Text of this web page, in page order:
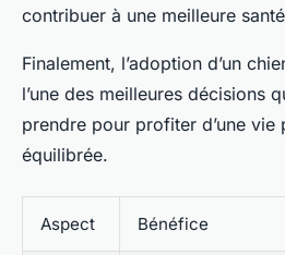
contribuer à une meilleure
Finalement, l’adoption d’un
l’une des meilleures décisions
prendre pour profiter d’une vie
équilibrée.
Aspect Bénéfice